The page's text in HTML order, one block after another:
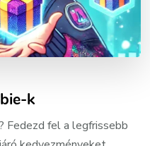
k
Fedezd fel a legfrissebb